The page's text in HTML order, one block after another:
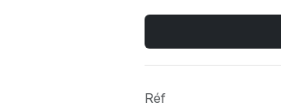
Réf